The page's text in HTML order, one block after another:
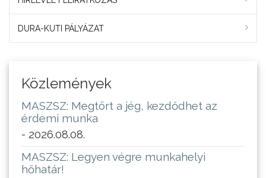
DURA-KUTI PÁLYÁZAT
Közlemények
MASZSZ: Megtört a jég, kezdődhet az
érdemi munka
- 2026.08.08.
MASZSZ: Legyen végre munkahelyi
hőhatár!